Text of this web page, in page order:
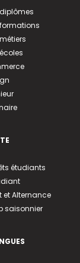
étudiants
et Alternance
saisonnier